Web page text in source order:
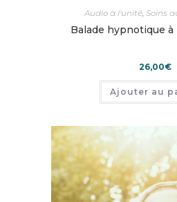
Audio à l'unité, Soins
Balade hypnotique
26,00€
Ajouter au